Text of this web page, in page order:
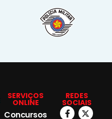
SERVIÇOS
ONLINE
Concursos
REDES
SOCIAIS